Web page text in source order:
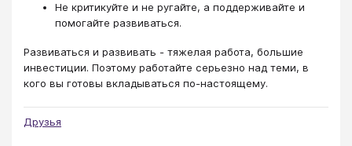
Не критикуйте и не ругайте, а поддерживайте и
помогайте развиваться.
Развиваться и развивать - тяжелая работа, большие
инвестиции. Поэтому работайте серьезно над теми, в
кого вы готовы вкладываться по-настоящему.
Друзья